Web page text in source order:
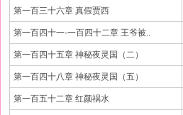
第一百三十六章 真假贾西
第一百四十一-一百四十二章 王爷被..
第一百四十五章 神秘夜灵国（二）
第一百四十八章 神秘夜灵国（五）
第一百五十二章 红颜祸水